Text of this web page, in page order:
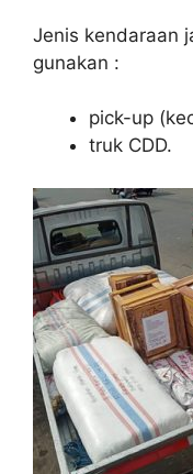
Jenis kendaraan
gunakan :
pick-up
truk CDD.